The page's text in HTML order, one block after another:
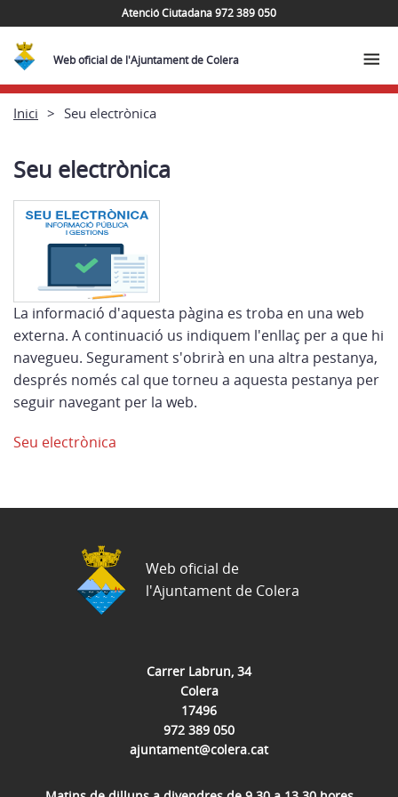
Atenció Ciutadana 972 389 050
Web oficial de l'Ajuntament de Colera
Inici Seu electrònica
Seu electrònica
La informació d'aquesta pàgina es troba en una web
externa. A continuació us indiquem l'enllaç per a que hi
navegueu. Segurament s'obrirà en una altra pestanya,
després només cal que torneu a aquesta pestanya per
seguir navegant per la web.
Seu electrònica
Carrer Labrun, 34
Colera
17496
972 389 050
ajuntament@colera.cat
Web oficial de
l'Ajuntament de Colera